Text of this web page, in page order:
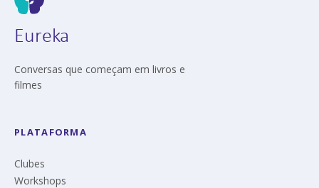
Eureka
Conversas que começam em livros e
filmes
PLATAFORMA
Clubes
Workshops